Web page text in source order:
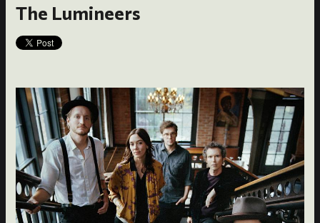
The Lumineers